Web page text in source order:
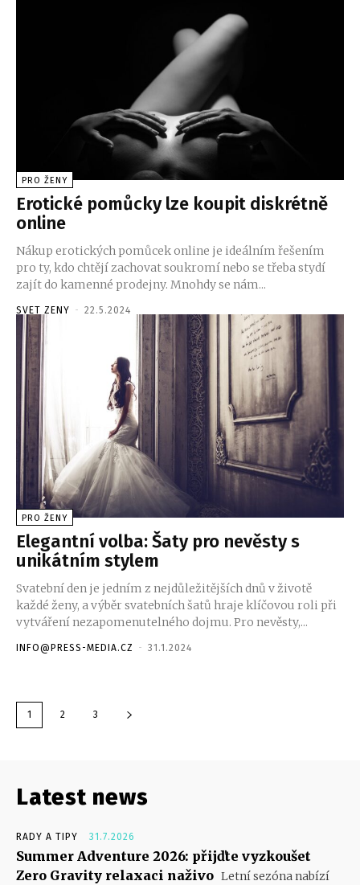
PRO ŽENY
Erotické pomůcky lze koupit diskrétně
online
Nákup erotických pomůcek online je ideálním řešením
pro ty, kdo chtějí zachovat soukromí nebo se třeba stydí
zajít do kamenné prodejny. Mnohdy se nám...
SVET ZENY - 22.5.2024
PRO ŽENY
Elegantní volba: Šaty pro nevěsty s
unikátním stylem
Svatební den je jedním z nejdůležitějších dnů v životě
každé ženy, a výběr svatebních šatů hraje klíčovou roli při
vytváření nezapomenutelného dojmu. Pro nevěsty,...
INFO@PRESS-MEDIA.CZ - 31.1.2024
1 2 3
Latest news
RADY A TIPY 31.7.2026
Summer Adventure 2026: přijďte vyzkoušet
Zero Gravity relaxaci naživo Letní sezóna nabízí